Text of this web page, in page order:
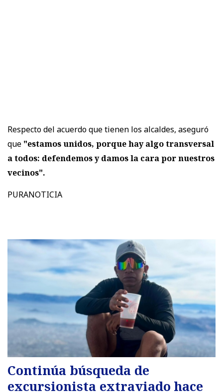
Respecto del acuerdo que tienen los alcaldes, aseguró
que "estamos unidos, porque hay algo transversal
a todos: defendemos y damos la cara por nuestros
vecinos".
PURANOTICIA
Continúa búsqueda de
excursionista extraviado hace